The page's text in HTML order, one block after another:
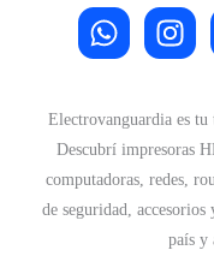
Electrovanguardia es tu
Descubrí impresoras
computadoras, redes,
de seguridad,
país y